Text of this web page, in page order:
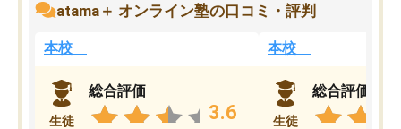
atama＋ オンライン塾の口コミ・評判
本校
生徒
総合評価
3.6
本校
生徒
総合評価